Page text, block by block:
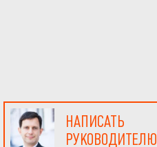
НАПИСАТЬ
РУКОВОДИТЕЛЮ